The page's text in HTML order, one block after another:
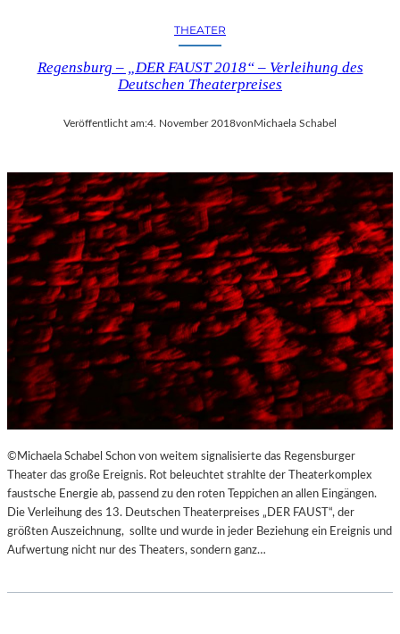
THEATER
Regensburg – „DER FAUST 2018“ – Verleihung des
Deutschen Theaterpreises
Veröffentlicht am:4. November 2018von Michaela Schabel
©Michaela Schabel Schon von weitem signalisierte das Regensburger
Theater das große Ereignis. Rot beleuchtet strahlte der Theaterkomplex
faustsche Energie ab, passend zu den roten Teppichen an allen Eingängen.
Die Verleihung des 13. Deutschen Theaterpreises „DER FAUST“, der
größten Auszeichnung, sollte und wurde in jeder Beziehung ein Ereignis und
Aufwertung nicht nur des Theaters, sondern ganz…